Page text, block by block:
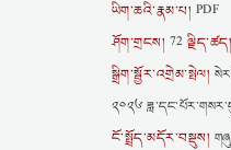
ཡིག་ཆའི་རྣམ་པ། PDF
ཤོག་གྲངས། 72ལྗིད་ཚད།
སྒྲིག་སྦྱོར་འགྲེམ་སྤེལ།
༢༠༢༦
ངོ་སྤྲོད་མདོར་བསྡུས།